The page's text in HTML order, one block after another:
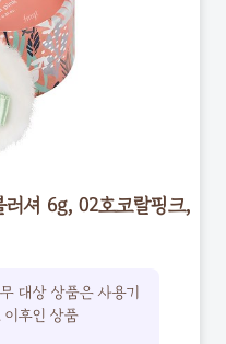
러셔 6g, 02호코랄핑크,
대상 상품은 사용기
후인 상품